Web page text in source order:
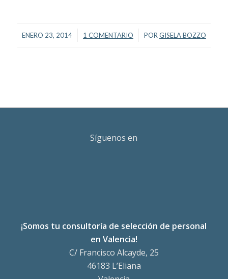
ENERO 23, 2014
/ 1 COMENTARIO
/ POR GISELA BOZZO
Síguenos en
¡Somos tu consultoría de selección de personal
en Valencia!
C/ Francisco Alcayde, 25
46183 L’Eliana